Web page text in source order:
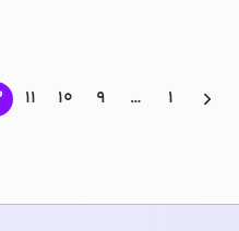
۱ … ۹ ۱۰ ۱۱